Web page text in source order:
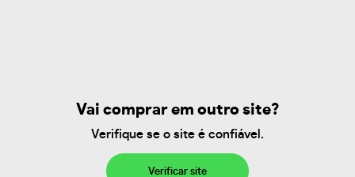
Vai comprar em outro site?
Verifique se o site é confiável.
Verificar site